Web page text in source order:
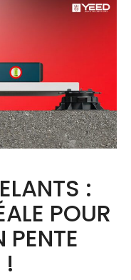
:
POUR
PENTE
!